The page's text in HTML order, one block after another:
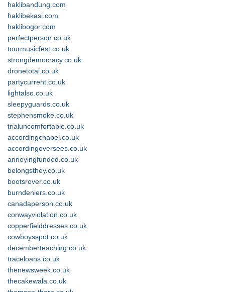
haklibandung.com
haklibekasi.com
haklibogor.com
perfectperson.co.uk
tourmusicfest.co.uk
strongdemocracy.co.uk
dronetotal.co.uk
partycurrent.co.uk
lightalso.co.uk
sleepyguards.co.uk
stephensmoke.co.uk
trialuncomfortable.co.uk
accordingchapel.co.uk
accordingoversees.co.uk
annoyingfunded.co.uk
belongsthey.co.uk
bootsrover.co.uk
burndeniers.co.uk
canadaperson.co.uk
conwayviolation.co.uk
copperfielddresses.co.uk
cowboysspot.co.uk
decemberteaching.co.uk
traceloans.co.uk
thenewsweek.co.uk
thecakewala.co.uk